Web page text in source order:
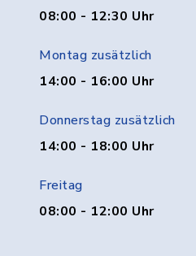
08:00 - 12:30 Uhr
Montag zusätzlich
14:00 - 16:00 Uhr
Donnerstag zusätzlich
14:00 - 18:00 Uhr
Freitag
08:00 - 12:00 Uhr